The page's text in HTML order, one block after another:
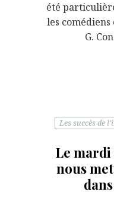
été
les
G.
Les succès de
Le mardi
nous